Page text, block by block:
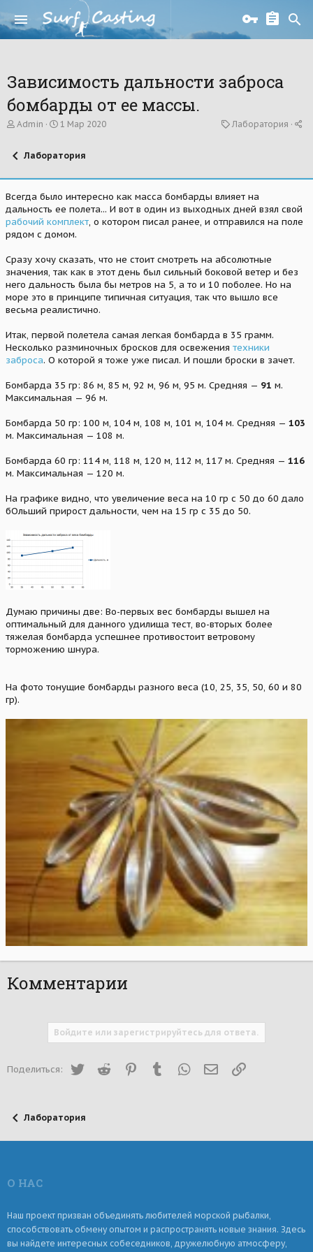
Зависимость дальности заброса
бомбарды от ее массы.
А
о
т
м
ы
Admin
Д
а
а
а
л
а
1 Мар 2020
К
о
и
я
Лаборатория
Лаборатория
Всегда было интересно как масса бомбарды влияет на
дальность ее полета... И вот в один из выходных дней взял свой
рабочий комплект, о котором писал ранее, и отправился на поле
рядом с домом.
Сразу хочу сказать, что не стоит смотреть на абсолютные
значения, так как в этот день был сильный боковой ветер и без
него дальность была бы метров на 5, а то и 10 поболее. Но на
море это в принципе типичная ситуация, так что вышло все
весьма реалистично.
Итак, первой полетела самая легкая бомбарда в 35 грамм.
Несколько разминочных бросков для освежения техники
заброса. О которой я тоже уже писал. И пошли броски в зачет.
Бомбарда 35 гр: 86 м, 85 м, 92 м, 96 м, 95 м. Средняя — 91 м.
Максимальная — 96 м.
Бомбарда 50 гр: 100 м, 104 м, 108 м, 101 м, 104 м. Средняя — 103
м. Максимальная — 108 м.
Бомбарда 60 гр: 114 м, 118 м, 120 м, 112 м, 117 м. Средняя — 116
м. Максимальная — 120 м.
На графике видно, что увеличение веса на 10 гр с 50 до 60 дало
бОльший прирост дальности, чем на 15 гр с 35 до 50.
Думаю причины две: Во-первых вес бомбарды вышел на
оптимальный для данного удилища тест, во-вторых более
тяжелая бомбарда успешнее противостоит ветровому
торможению шнура.
На фото тонущие бомбарды разного веса (10, 25, 35, 50, 60 и 80
гр).
Комментарии
Войдите или зарегистрируйтесь для ответа.
Поделиться: TwitterReddit PinterestTumblrWhatsAppЭлектронная почта
Ссылка
Лаборатория
О НАС
Наш проект призван объединять любителей морской рыбалки,
способствовать обмену опытом и распространять новые знания. Здесь
вы найдете интересных собеседников, дружелюбную атмосферу,